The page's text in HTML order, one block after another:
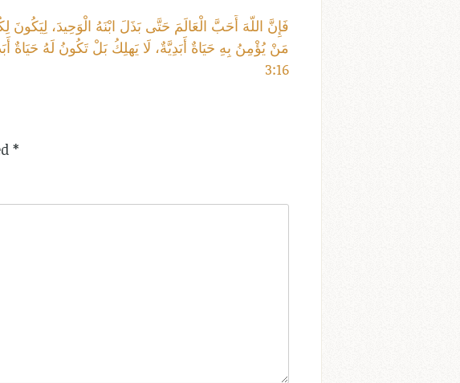
مَنْ يُؤْمِنُ بِهِ حَيَاةٌ أَبَدِيَّةٌ، لَا يَهلِكُ بَلْ تَكُونُ لَهُ حَيَاةٌ
3:16
*